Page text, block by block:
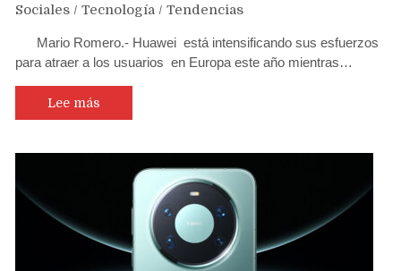
Sociales / Tecnología / Tendencias
Mario Romero.- Huawei está intensificando sus esfuerzos
para atraer a los usuarios en Europa este año mientras…
Lee más